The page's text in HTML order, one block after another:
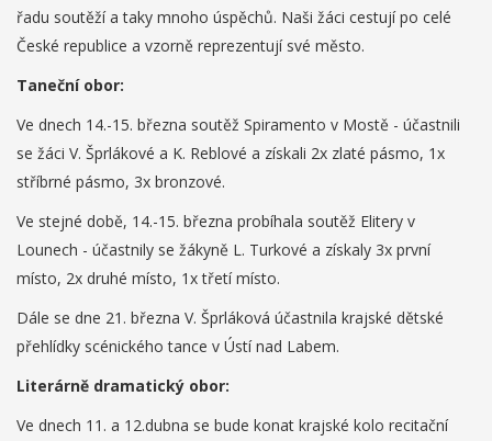
řadu soutěží a taky mnoho úspěchů. Naši žáci cestují po celé
České republice a vzorně reprezentují své město.
Taneční obor:
Ve dnech 14.-15. března soutěž Spiramento v Mostě - účastnili
se žáci V. Šprlákové a K. Reblové a získali 2x zlaté pásmo, 1x
stříbrné pásmo, 3x bronzové.
Ve stejné době, 14.-15. března probíhala soutěž Elitery v
Lounech - účastnily se žákyně L. Turkové a získaly 3x první
místo, 2x druhé místo, 1x třetí místo.
Dále se dne 21. března V. Šprláková účastnila krajské dětské
přehlídky scénického tance v Ústí nad Labem.
Literárně dramatický obor:
Ve dnech 11. a 12.dubna se bude konat krajské kolo recitační